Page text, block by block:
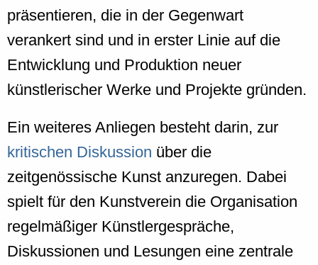
präsentieren, die in der Gegenwart
verankert sind und in erster Linie auf die
Entwicklung und Produktion neuer
künstlerischer Werke und Projekte gründen.
Ein weiteres Anliegen besteht darin, zur
kritischen Diskussion über die
zeitgenössische Kunst anzuregen. Dabei
spielt für den Kunstverein die Organisation
regelmäßiger Künstlergespräche,
Diskussionen und Lesungen eine zentrale